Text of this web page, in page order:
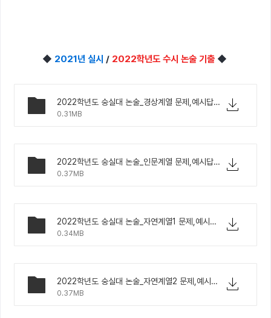
◆ 2021년 실시 / 2022학년도 수시 논술 기출 ◆
2022학년도 숭실대 논술_경상계열 문제,예시답안.pdf
0.31MB
2022학년도 숭실대 논술_인문계열 문제,예시답안.pdf
0.37MB
2022학년도 숭실대 논술_자연계열1 문제,예시답안.pdf
0.34MB
2022학년도 숭실대 논술_자연계열2 문제,예시답안.pdf
0.37MB